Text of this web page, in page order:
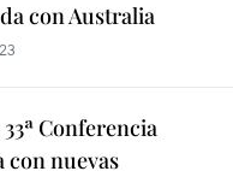
con Australia
Conferencia
nuevas